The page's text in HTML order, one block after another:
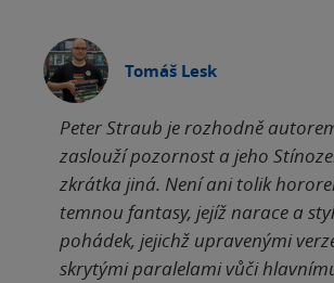
Tomáš Lesk
Peter Straub je rozhodně
zaslouží pozornost a jeho
zkrátka jiná. Není ani tolik
temnou fantasy, jejíž narace a
pohádek, jejichž upravenými
skrytými paralelami vůči